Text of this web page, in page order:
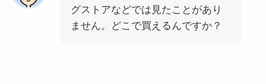
グストアなどでは見たことがあり
ません。どこで買えるんですか？